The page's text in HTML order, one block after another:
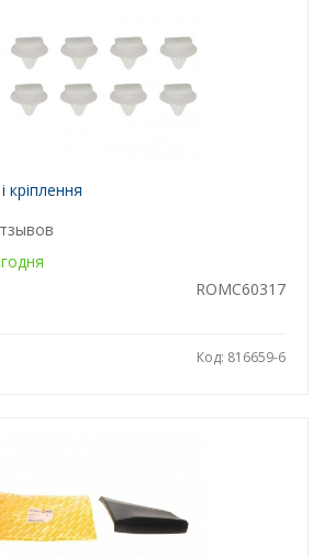
кріплення
ROMC60317
Код: 816659-6